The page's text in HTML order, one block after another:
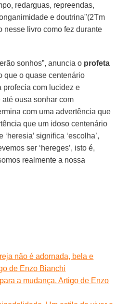
redarguas, repreendas,
e doutrina"(2Tm
nesse livro como fez durante
sonhos”, anuncia o profeta
que o quase centenário
profecia com lucidez e
ousa sonhar com
com uma advertência que
que um idoso centenário
significa ‘escolha’,
ser ‘hereges’, isto é,
realmente a nossa
não é adornada, bela e
de Enzo Bianchi
a mudança. Artigo de Enzo